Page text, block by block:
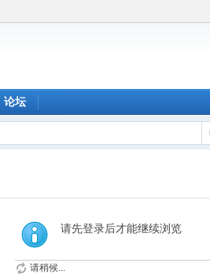
论坛
请先登录后才能继续浏览
请稍候...